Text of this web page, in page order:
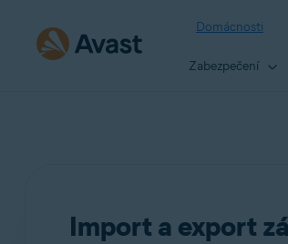
Domácnosti
Zabezpečení
Import a export